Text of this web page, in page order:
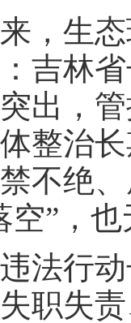
生态
吉林
出，
整治
不绝
空”，
行动
职失